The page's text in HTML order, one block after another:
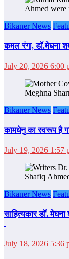
Bikaner News
कमल रंगा, डॉ.मेघना
July 20, 2026 6:00
Bikaner News
कामधेनु का स्वरूप है
July 19, 2026 1:57
Bikaner News
साहित्‍यकार डॉ.
July 18, 2026 5:36